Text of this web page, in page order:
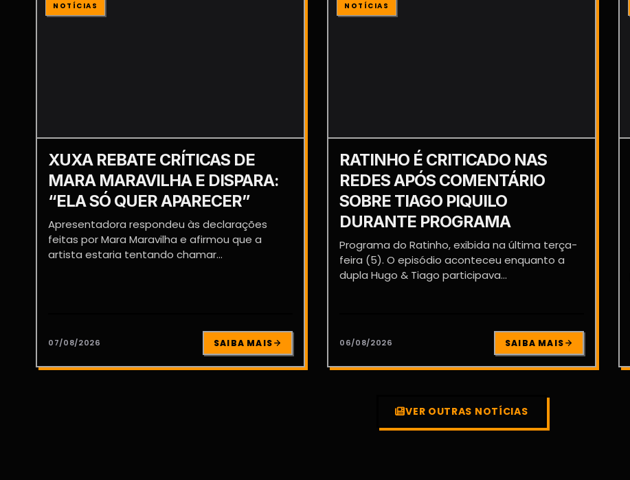
NOTÍCIAS
XUXA REBATE CRÍTICAS DE
MARA MARAVILHA E DISPARA:
“ELA SÓ QUER APARECER”
Apresentadora respondeu às declarações
feitas por Mara Maravilha e afirmou que a
artista estaria tentando chamar...
07/08/2026 SAIBA MAIS
NOTÍCIAS
RATINHO É CRITICADO NAS
REDES APÓS COMENTÁRIO
SOBRE TIAGO PIQUILO
DURANTE PROGRAMA
Programa do Ratinho, exibida na última terça-
feira (5). O episódio aconteceu enquanto a
dupla Hugo & Tiago participava...
06/08/2026 SAIBA MAIS
VER OUTRAS NOTÍCIAS